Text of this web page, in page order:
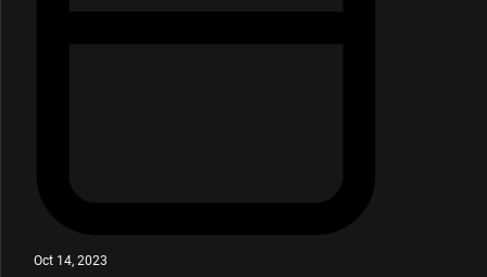
Oct 14, 2023